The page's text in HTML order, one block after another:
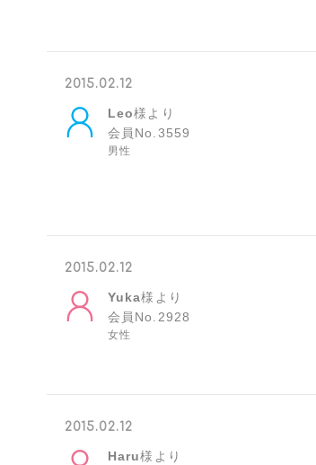
2015.02.12
Leo様より
会員No.3559
男性
2015.02.12
Yuka様より
会員No.2928
女性
2015.02.12
Haru様より